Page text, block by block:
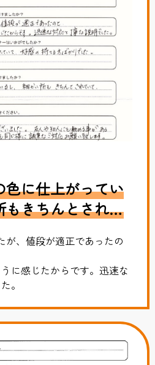
に仕上がってい
きちんとされて
が、値段が適正であったの
に感じたからです。迅速な
。